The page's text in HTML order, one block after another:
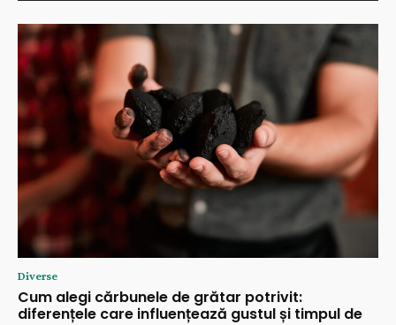
Diverse
Cum alegi cărbunele de grătar potrivit:
diferențele care influențează gustul și timpul de